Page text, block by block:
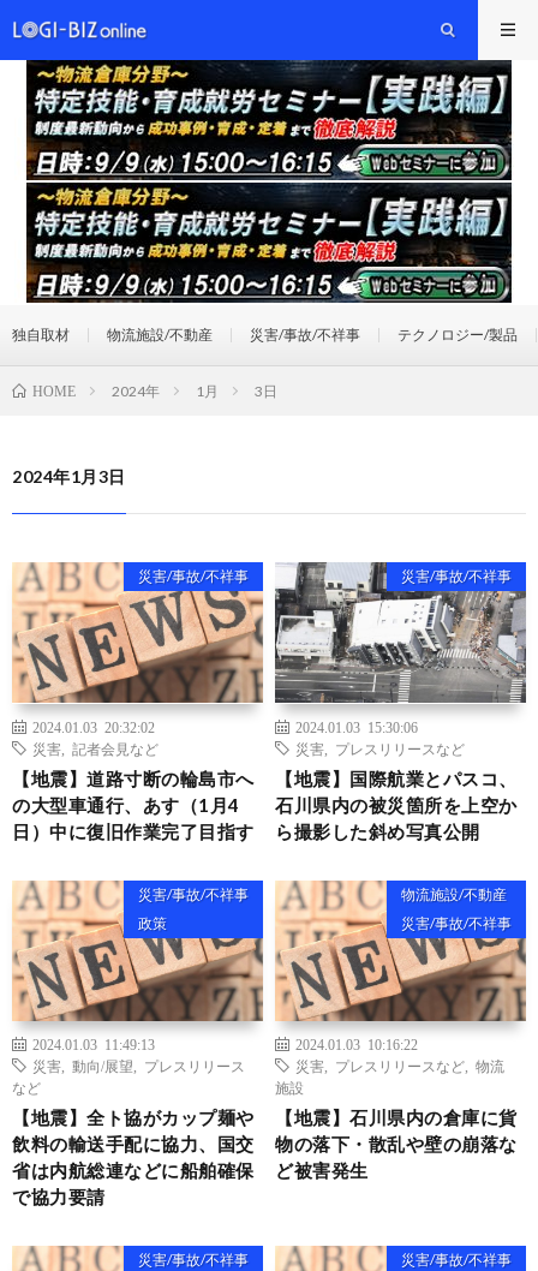
独自取材 物流施設/不動産 災害/事故/不祥事 テクノロジー/製品
HOME 2024年 1月 3日
2024年1月3日
災害/事故/不祥事
2024.01.03 20:32:02
災害
記者会見など
【地震】道路寸断の輪島市へ
の大型車通行、あす（1月4
日）中に復旧作業完了目指す
災害/事故/不祥事
2024.01.03 15:30:06
災害
プレスリリースなど
【地震】国際航業とパスコ、
石川県内の被災箇所を上空か
ら撮影した斜め写真公開
災害/事故/不祥事
政策
2024.01.03 11:49:13
災害
動向/展望
プレスリリース
など
【地震】全ト協がカップ麺や
飲料の輸送手配に協力、国交
省は内航総連などに船舶確保
で協力要請
物流施設/不動産
災害/事故/不祥事
2024.01.03 10:16:22
災害
プレスリリースなど
物流
施設
【地震】石川県内の倉庫に貨
物の落下・散乱や壁の崩落な
ど被害発生
災害/事故/不祥事 災害/事故/不祥事